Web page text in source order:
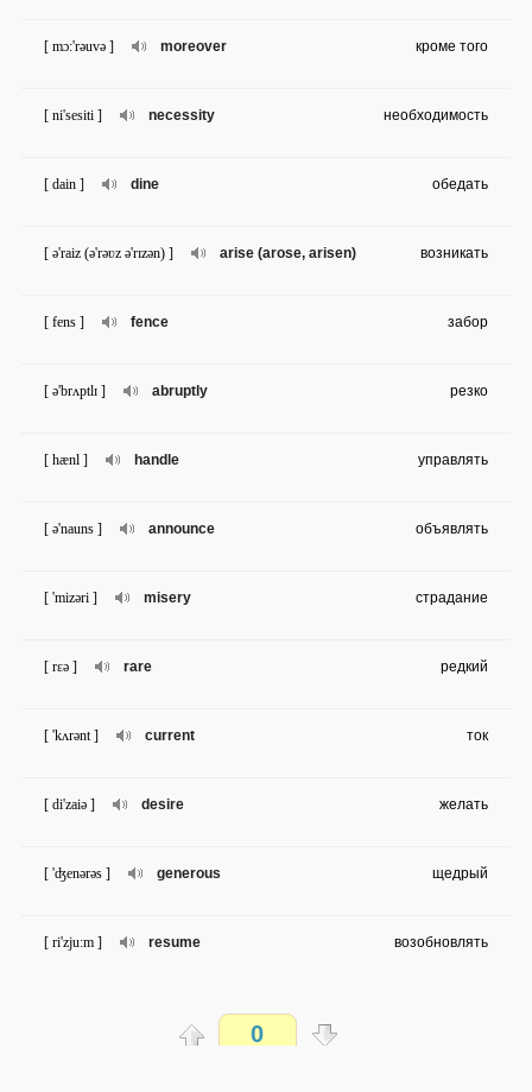
moreover
[ mɔ:'rəuvə ] кроме того
necessity
[ ni'sesiti ] необходимость
dine
[ dain ] обедать
arise (arose, arisen)
[ ə'raiz (ə'rəʋz ə'rɪzən) ] возникать
fence
[ fens ] забор
abruptly
[ ə'brʌptlɪ ] резко
handle
[ hænl ] управлять
announce
[ ə'nauns ] объявлять
misery
[ 'mizəri ] страдание
rare
[ rɛə ] редкий
current
[ 'kʌrənt ] ток
desire
[ di'zaiə ] желать
generous
[ 'ʤenərəs ] щедрый
resume
[ ri'zju:m ] возобновлять
0